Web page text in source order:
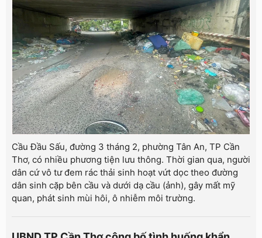
Cầu Đầu Sấu, đường 3 tháng 2, phường Tân An, TP Cần
Thơ, có nhiều phương tiện lưu thông. Thời gian qua, người
dân cứ vô tư đem rác thải sinh hoạt vứt dọc theo đường
dân sinh cặp bên cầu và dưới dạ cầu (ảnh), gây mất mỹ
quan, phát sinh mùi hôi, ô nhiễm môi trường.